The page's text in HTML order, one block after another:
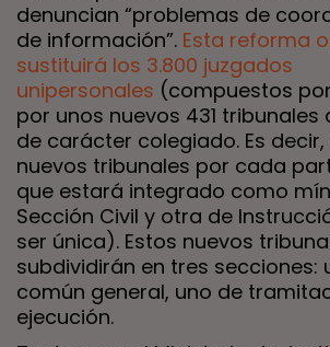
denuncian “problemas de
de información”. Esta reforma
sustituirá los 3.800 juzgados
unipersonales (compuestos
por unos nuevos 431 tribunales
de carácter colegiado. Es
nuevos tribunales por cada
que estará integrado como
Sección Civil y otra de
ser única). Estos nuevos
subdividirán en tres secciones:
común general, uno de
ejecución.